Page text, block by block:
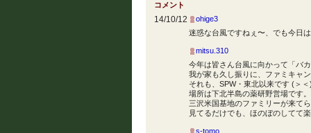
コメント
14/10/12
ohige3
迷惑な台風ですねぇ〜、でも今日
mitsu.310
今年は皆さん台風に向かって「バ
我が家も久し振りに、ファミキャ
それも、SPW・東北以来です (＞＜
場所は下北半島の薬研野営場です。
三沢米国基地のファミリーが来て
見てるだけでも、ほのぼのしてて
s-tomo